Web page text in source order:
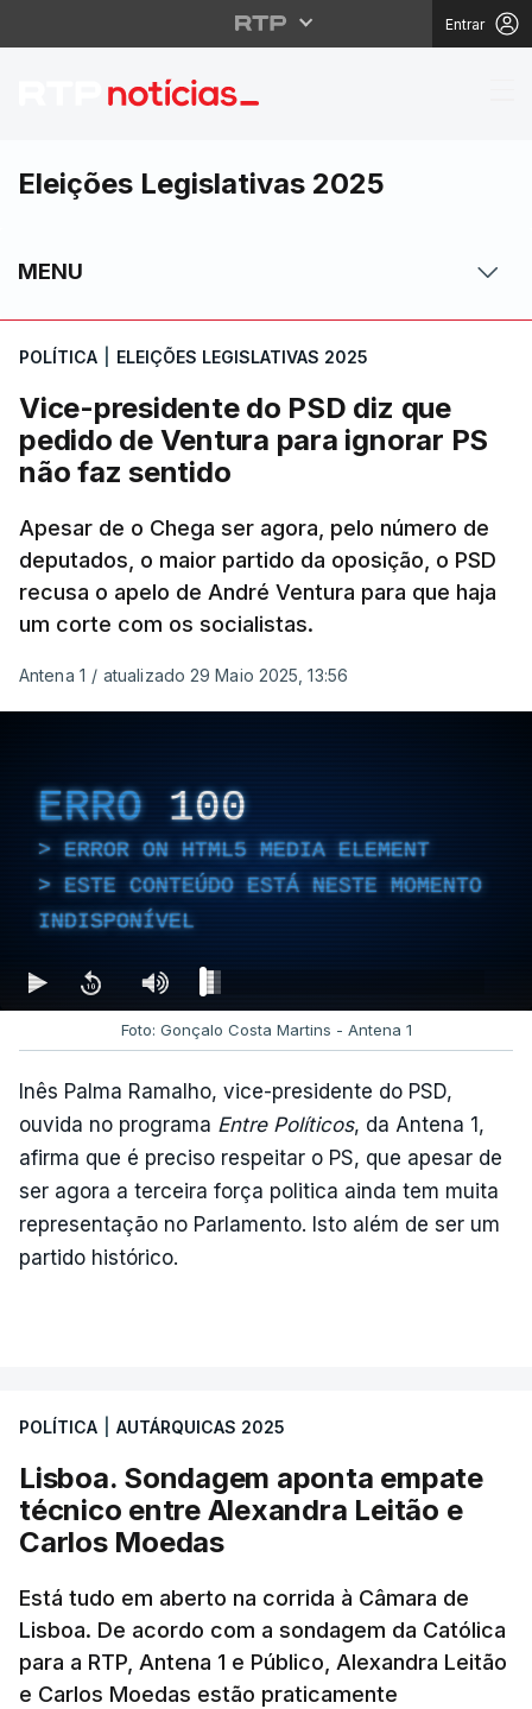
Entrar
Vice-presidente do
Eleições Legislativas 2025
MENU
POLÍTICA ELEIÇÕES LEGISLATIVAS 2025
Vice-presidente do PSD diz que
pedido de Ventura para ignorar PS
não faz sentido
Apesar de o Chega ser agora, pelo número de
deputados, o maior partido da oposição, o PSD
recusa o apelo de André Ventura para que haja
um corte com os socialistas.
Antena 1 / atualizado 29 Maio 2025, 13:56
ERRO 100
ERROR ON HTML5 MEDIA ELEMENT
ESTE CONTEÚDO ESTÁ NESTE MOMENTO
INDISPONÍVEL
Foto: Gonçalo Costa Martins - Antena 1
Inês Palma Ramalho, vice-presidente do PSD,
ouvida no programa Entre Políticos, da Antena 1,
afirma que é preciso respeitar o PS, que apesar de
ser agora a terceira força politica ainda tem muita
representação no Parlamento. Isto além de ser um
partido histórico.
POLÍTICA AUTÁRQUICAS 2025
Lisboa. Sondagem aponta empate
técnico entre Alexandra Leitão e
Carlos Moedas
Está tudo em aberto na corrida à Câmara de
Lisboa. De acordo com a sondagem da Católica
para a RTP, Antena 1 e Público, Alexandra Leitão
e Carlos Moedas estão praticamente